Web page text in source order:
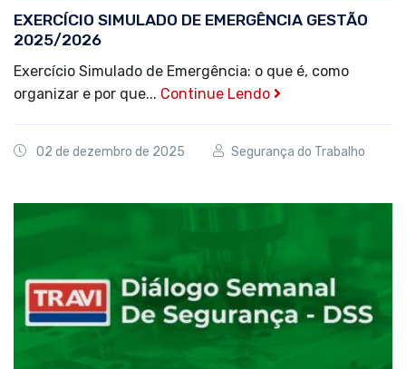
EXERCÍCIO SIMULADO DE EMERGÊNCIA GESTÃO
2025/2026
Exercício Simulado de Emergência: o que é, como
organizar e por que... Continue Lendo
02 de dezembro de 2025 Segurança do Trabalho